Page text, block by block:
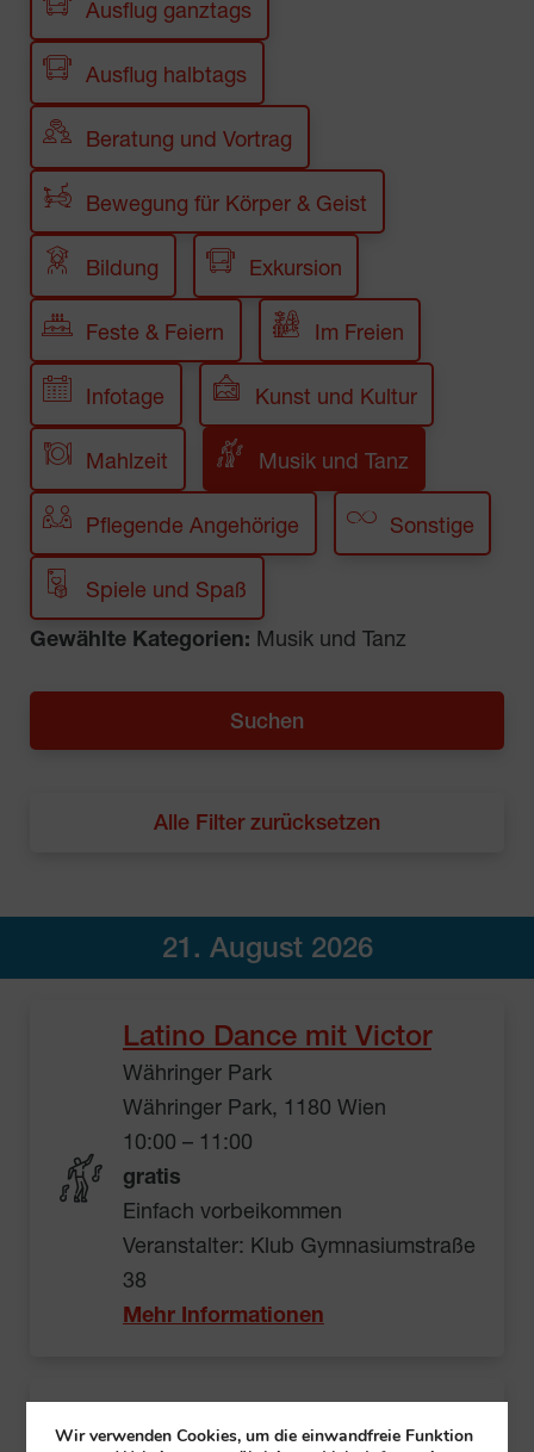
Ausflug ganztags
Ausflug halbtags
Beratung und Vortrag
Bewegung für Körper & Geist
Bildung Exkursion
Feste & Feiern Im Freien
Infotage Kunst und Kultur
Mahlzeit Musik und Tanz
Pflegende Angehörige Sonstige
Spiele und Spaß
Gewählte Kategorien: Musik und Tanz
Alle Filter zurücksetzen
21. August 2026
Latino Dance mit Victor
Währinger Park
Währinger Park, 1180 Wien
10:00 – 11:00
gratis
Einfach vorbeikommen
Veranstalter: Klub Gymnasiumstraße
38
Mehr Informationen
Wir verwenden Cookies, um die einwandfreie Funktion